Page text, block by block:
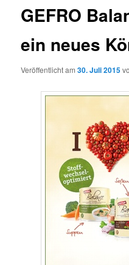
GEFRO
ein neues
Veröffentlicht am30. Juli 2015